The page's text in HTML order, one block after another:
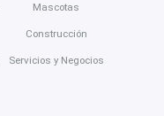
Mascotas
Construcción
Servicios y Negocios